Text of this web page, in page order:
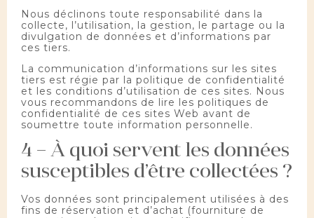
Nous déclinons toute responsabilité dans la
collecte, l’utilisation, la gestion, le partage ou la
divulgation de données et d’informations par
ces tiers.
La communication d’informations sur les sites
tiers est régie par la politique de confidentialité
et les conditions d’utilisation de ces sites. Nous
vous recommandons de lire les politiques de
confidentialité de ces sites Web avant de
soumettre toute information personnelle.
4 – À quoi servent les données
susceptibles d’être collectées ?
Vos données sont principalement utilisées à des
fins de réservation et d’achat (fourniture de